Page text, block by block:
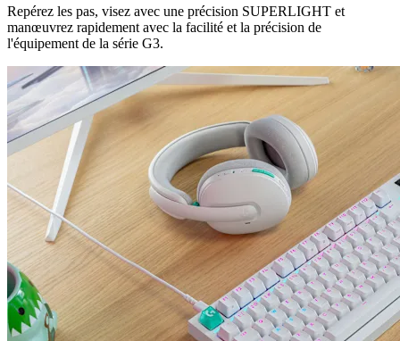
Repérez les pas, visez avec une précision SUPERLIGHT et
manœuvrez rapidement avec la facilité et la précision de
l'équipement de la série G3.